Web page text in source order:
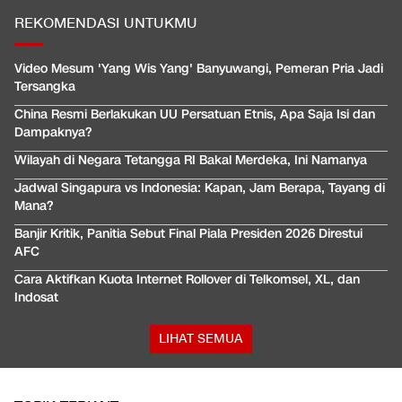
REKOMENDASI UNTUKMU
Video Mesum 'Yang Wis Yang' Banyuwangi, Pemeran Pria Jadi
Tersangka
China Resmi Berlakukan UU Persatuan Etnis, Apa Saja Isi dan
Dampaknya?
Wilayah di Negara Tetangga RI Bakal Merdeka, Ini Namanya
Jadwal Singapura vs Indonesia: Kapan, Jam Berapa, Tayang di
Mana?
Banjir Kritik, Panitia Sebut Final Piala Presiden 2026 Direstui
AFC
Cara Aktifkan Kuota Internet Rollover di Telkomsel, XL, dan
Indosat
LIHAT SEMUA